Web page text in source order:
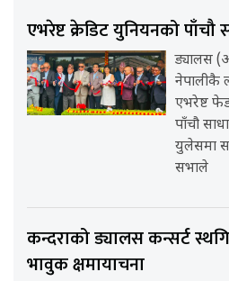
एभरेष्ट क्रेडिट युनियनको
ड्यालस
नेपालीकै
एभरेष्ट
पाँचौ
युलेसमा
सभाले
कन्दराको ड्यालस कन्सर्ट
भावुक क्षमायाचना